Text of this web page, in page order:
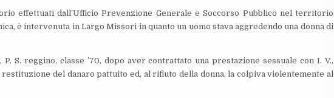
effettuati dall’Ufficio Prevenzione Generale e Soccorso Pubblico nel territorio
è intervenuta in Largo Missori in quanto un uomo stava aggredendo una donna di
S. reggino, classe ’70, dopo aver contrattato una prestazione sessuale con I. V.,
del danaro pattuito ed, al rifiuto della donna, la colpiva violentemente al